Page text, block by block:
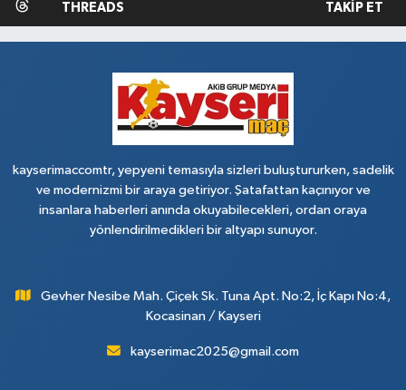
THREADS TAKIP ET
kayserimaccomtr, yepyeni temasıyla sizleri buluştururken, sadelik
ve modernizmi bir araya getiriyor. Şatafattan kaçınıyor ve
insanlara haberleri anında okuyabilecekleri, ordan oraya
yönlendirilmedikleri bir altyapı sunuyor.
Gevher Nesibe Mah. Çiçek Sk. Tuna Apt. No:2, İç Kapı No:4,
Kocasinan / Kayseri
kayserimac2025@gmail.com